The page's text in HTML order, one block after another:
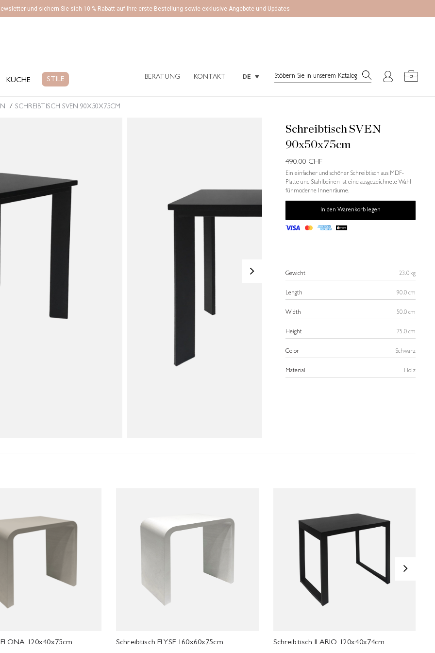
und sichern Sie sich 10 % Rabatt auf Ihre erste Bestellung sowie exklusive Angebote und Updates
KÜCHE STILE BERATUNG KONTAKT DE Search:
SCHREIBTISCH SVEN 90X50X75CM
>
Schreibtisch SVEN
90x50x75cm
490.00 CHF
Ein einfacher und schöner Schreibtisch aus MDF-
Platte und Stahlbeinen ist eine ausgezeichnete Wahl
für moderne Innenräume.
In den Warenkorb legen
Gewicht 23.0 kg
Length 90.0 cm
Width 50.0 cm
Height 75.0 cm
Color Schwarz
Material Holz
120x40x75cm Schreibtisch ELYSE 160x60x75cm Schreibtisch ILARIO 120x40x74cm
>
Search: